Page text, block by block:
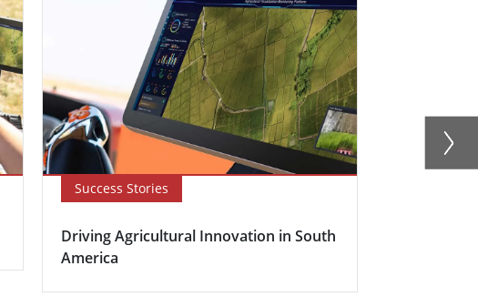
Success Stories
Driving Agricultural Innovation in South
America